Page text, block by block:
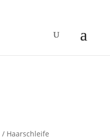
/ Haarschleife